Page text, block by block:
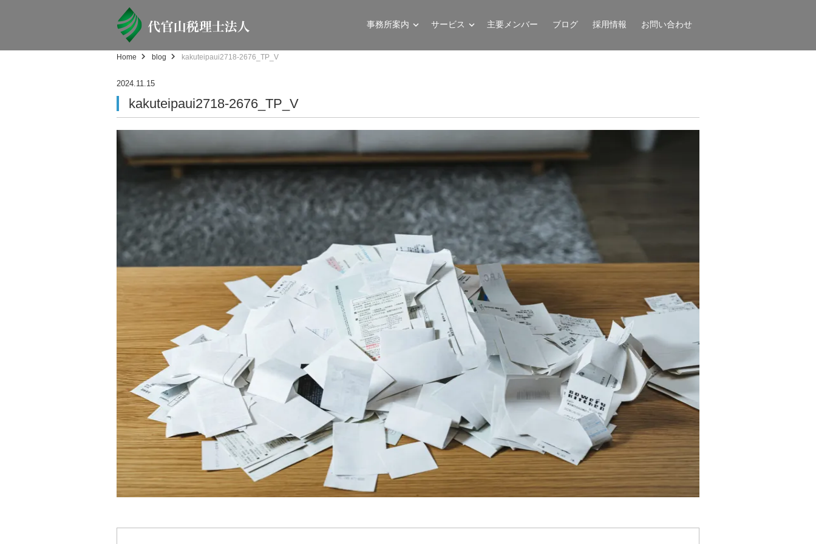
事務所案内 サービス 主要メンバー ブログ 採用情報 お問い合わせ
Home blog kakuteipaui2718-2676_TP_V
2024.11.15
kakuteipaui2718-2676_TP_V